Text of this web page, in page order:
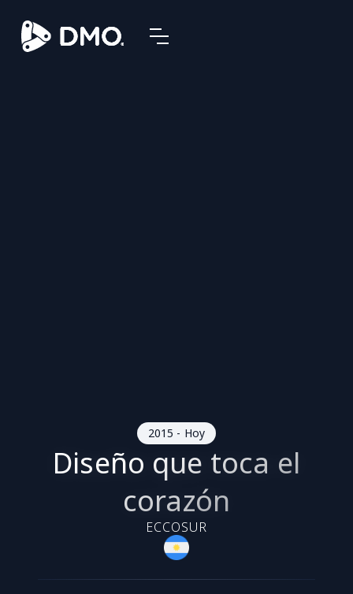
2015 - Hoy
Diseño que toca el
corazón
ECCOSUR